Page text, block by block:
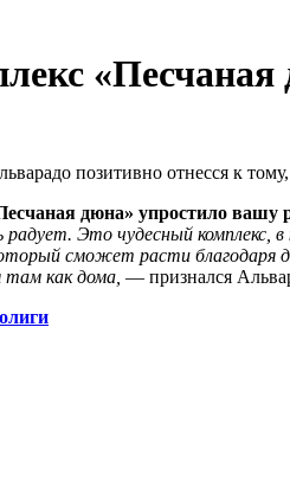
«Песчаная
позитивно отнесся к
дюна» упростило вашу
Это чудесный комплекс,
сможет расти
как дома, — признался